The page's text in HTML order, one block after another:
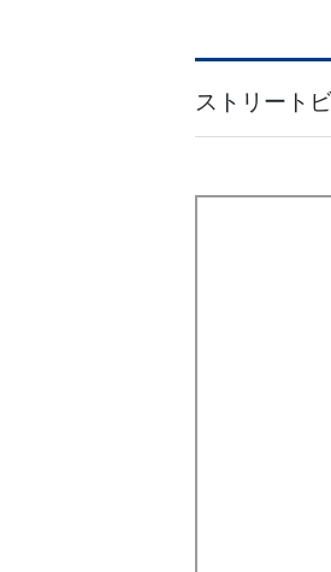
ストリート